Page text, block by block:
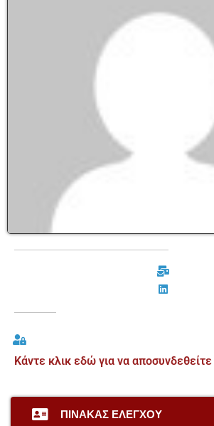
Κάντε κλικ εδώ για να αποσυνδεθείτε
ΠΙΝΑΚΑΣ ΕΛΕΓΧΟΥ